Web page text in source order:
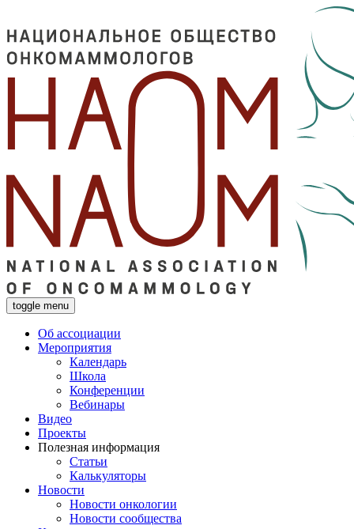
toggle menu
Об ассоциации
Мероприятия
Календарь
Школа
Конференции
Вебинары
Видео
Проекты
Полезная информация
Статьи
Калькуляторы
Новости
Новости онкологии
Новости сообщества